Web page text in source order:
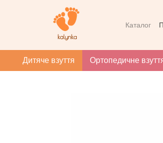
Перейти до основного контенту
Каталог
Дитяче взуття Ортопедичне